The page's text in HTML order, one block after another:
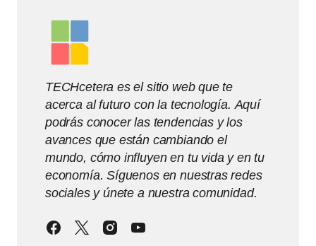
TECHcetera es el sitio web que te
acerca al futuro con la tecnología. Aquí
podrás conocer las tendencias y los
avances que están cambiando el
mundo, cómo influyen en tu vida y en tu
economía. Síguenos en nuestras redes
sociales y únete a nuestra comunidad.